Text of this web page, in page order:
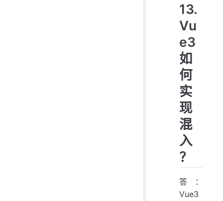
13.
Vu
e3
如
何
实
现
混
入
？
答：
Vue3